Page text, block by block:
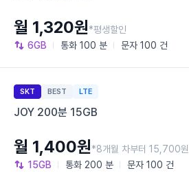
6GB 통화 100 분 문자 100 건
월 1,320원*평생할인
SKT BEST LTE
JOY 200분 15GB
15GB 통화 200 분 문자 100 건
월 1,400원*8개월 차부터 15,700원